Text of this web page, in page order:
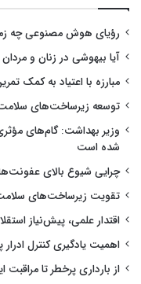
رؤیای هوش مصنوعی چه
آیا بیهوشی در زنان و
مبارزه با اعتیاد به کمک
توسعه زیرساخت‌های سلامت فارس با ۳
وزیر بهداشت: گام‌های
شده است
چرایی شیوع بالای
تقویت زیرساخت‌های سلامت
اقتدار علمی، پیش‌نیاز
اهمیت یادگیری کنترل ادرار پیش
از بارداری پرخطر تا مراقبت